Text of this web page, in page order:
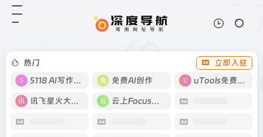
热门
立即入驻
5118 AI写作工具
免费AI创作 uTools免费工具箱
讯飞星火大模型 云上Focus接码